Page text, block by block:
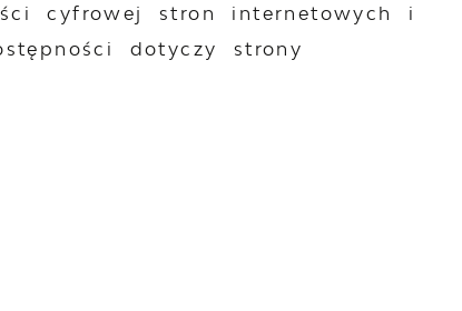
cyfrowej stron internetowych i
dotyczy strony